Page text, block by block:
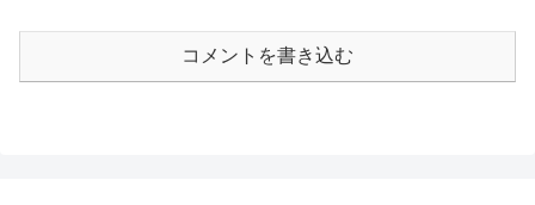
コメントを書き込む